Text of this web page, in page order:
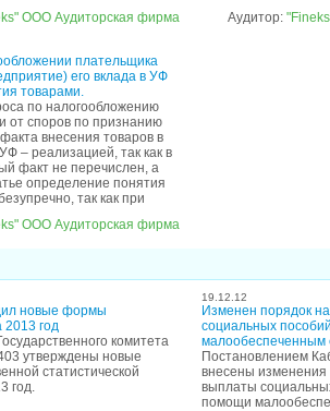
ООО Аудиторская фирма
Аудитор:
плательщика
его вклада в УФ
товарами.
по налогообложению
от споров по признанию
внесения товаров в
– реализацией, так как в
факт не перечислен, а
определение понятия
так как при
ООО Аудиторская фирма
новые формы
2013 год
комитета
утверждены новые
статистической
год.
19.12.12
Изменен порядок
социальных
малообеспеченным
Постановлением
внесены изменения
выплаты
помощи